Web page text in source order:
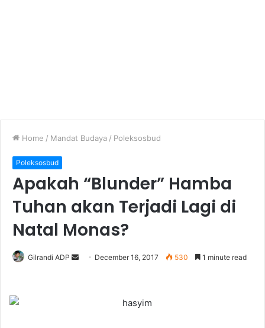
Home / Mandat Budaya / Poleksosbud
Poleksosbud
Apakah “Blunder” Hamba
Tuhan akan Terjadi Lagi di
Natal Monas?
Gilrandi ADP December 16, 2017 530 1 minute read